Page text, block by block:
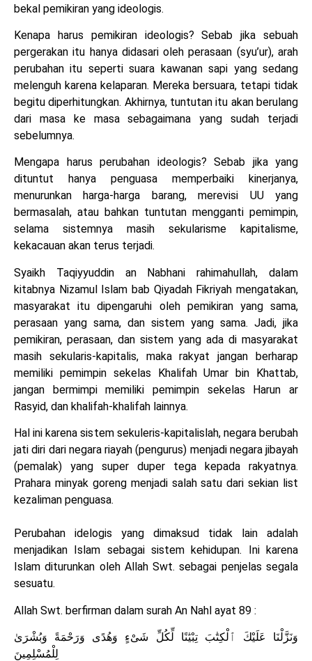
bekal pemikiran yang ideologis.
Kenapa harus pemikiran ideologis? Sebab jika sebuah
pergerakan itu hanya didasari oleh perasaan (syu’ur), arah
perubahan itu seperti suara kawanan sapi yang sedang
melenguh karena kelaparan. Mereka bersuara, tetapi tidak
begitu diperhitungkan. Akhirnya, tuntutan itu akan berulang
dari masa ke masa sebagaimana yang sudah terjadi
sebelumnya.
Mengapa harus perubahan ideologis? Sebab jika yang
dituntut hanya penguasa memperbaiki kinerjanya,
menurunkan harga-harga barang, merevisi UU yang
bermasalah, atau bahkan tuntutan mengganti pemimpin,
selama sistemnya masih sekularisme kapitalisme,
kekacauan akan terus terjadi.
Syaikh Taqiyyuddin an Nabhani rahimahullah, dalam
kitabnya Nizamul Islam bab Qiyadah Fikriyah mengatakan,
masyarakat itu dipengaruhi oleh pemikiran yang sama,
perasaan yang sama, dan sistem yang sama. Jadi, jika
pemikiran, perasaan, dan sistem yang ada di masyarakat
masih sekularis-kapitalis, maka rakyat jangan berharap
memiliki pemimpin sekelas Khalifah Umar bin Khattab,
jangan bermimpi memiliki pemimpin sekelas Harun ar
Rasyid, dan khalifah-khalifah lainnya.
Hal ini karena sistem sekuleris-kapitalislah, negara berubah
jati diri dari negara riayah (pengurus) menjadi negara jibayah
(pemalak) yang super duper tega kepada rakyatnya.
Prahara minyak goreng menjadi salah satu dari sekian list
kezaliman penguasa.
Perubahan idelogis yang dimaksud tidak lain adalah
menjadikan Islam sebagai sistem kehidupan. Ini karena
Islam diturunkan oleh Allah Swt. sebagai penjelas segala
sesuatu.
Allah Swt. berfirman dalam surah An Nahl ayat 89 :
وَنَزَّلْنَا عَلَيْكَ ٱلْكِتَٰبَ تِبْيَٰنًا لِّكُلِّ شَىْءٍ وَهُدًى وَرَحْمَةً وَبُشْرَىٰ
لِلْمُسْلِمِينَ